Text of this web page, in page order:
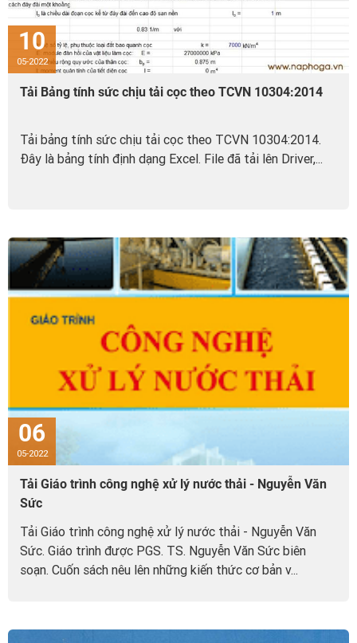
10
05-2022
Tải Bảng tính sức chịu tải cọc theo TCVN 10304:2014
Tải bảng tính sức chịu tải cọc theo TCVN 10304:2014.
Đây là bảng tính định dạng Excel. File đã tải lên Driver,...
06
05-2022
Tải Giáo trình công nghệ xử lý nước thải - Nguyễn Văn
Sức
Tải Giáo trình công nghệ xử lý nước thải - Nguyễn Văn
Sức. Giáo trình được PGS. TS. Nguyễn Văn Sức biên
soạn. Cuốn sách nêu lên những kiến thức cơ bản v...